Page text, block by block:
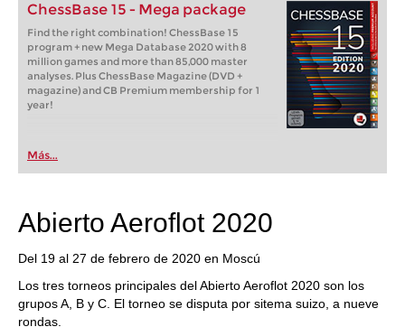
ChessBase 15 - Mega package
Find the right combination! ChessBase 15
program + new Mega Database 2020 with 8
million games and more than 85,000 master
analyses. Plus ChessBase Magazine (DVD +
magazine) and CB Premium membership for 1
year!
Más...
Abierto Aeroflot 2020
Del 19 al 27 de febrero de 2020 en Moscú
Los tres torneos principales del Abierto Aeroflot 2020 son los
grupos A, B y C. El torneo se disputa por sitema suizo, a nueve
rondas.